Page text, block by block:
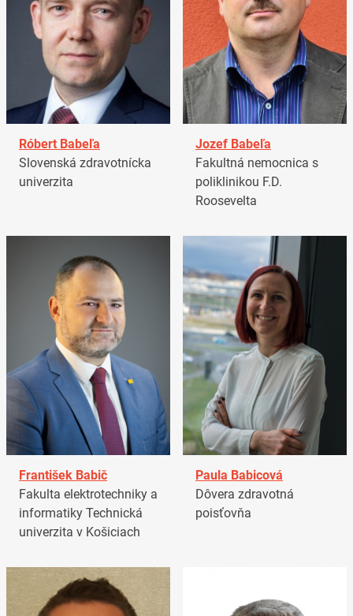
Róbert Babeľa
Slovenská zdravotnícka
univerzita
Jozef Babeľa
Fakultná nemocnica s
poliklinikou F.D.
Roosevelta
František Babič
Fakulta elektrotechniky a
informatiky Technická
univerzita v Košiciach
Paula Babicová
Dôvera zdravotná
poisťovňa